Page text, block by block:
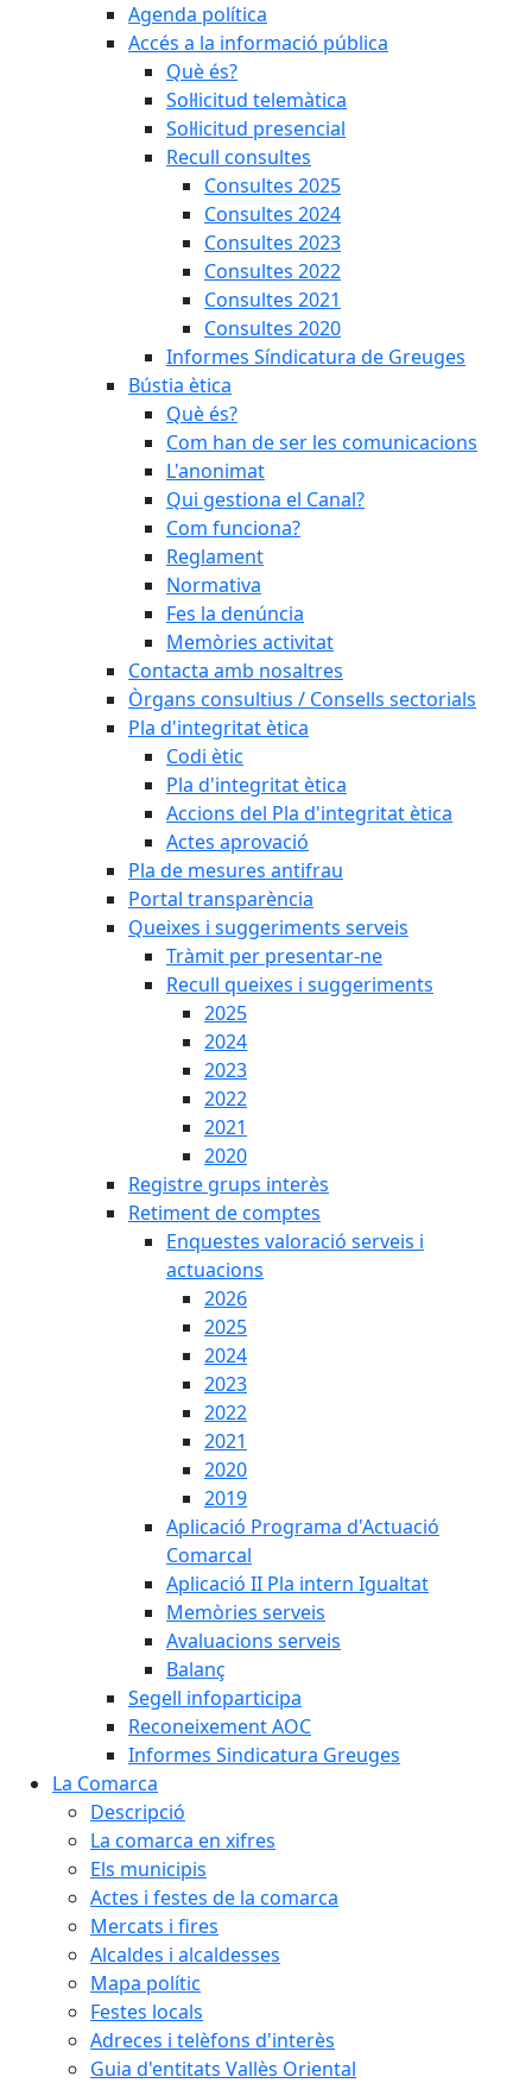
Agenda política
Accés a la informació pública
Què és?
Sol·licitud telemàtica
Sol·licitud presencial
Recull consultes
Consultes 2025
Consultes 2024
Consultes 2023
Consultes 2022
Consultes 2021
Consultes 2020
Informes Síndicatura de Greuges
Bústia ètica
Què és?
Com han de ser les comunicacions
L'anonimat
Qui gestiona el Canal?
Com funciona?
Reglament
Normativa
Fes la denúncia
Memòries activitat
Contacta amb nosaltres
Òrgans consultius / Consells sectorials
Pla d'integritat ètica
Codi ètic
Pla d'integritat ètica
Accions del Pla d'integritat ètica
Actes aprovació
Pla de mesures antifrau
Portal transparència
Queixes i suggeriments serveis
Tràmit per presentar-ne
Recull queixes i suggeriments
2025
2024
2023
2022
2021
2020
Registre grups interès
Retiment de comptes
Enquestes valoració serveis i
actuacions
2026
2025
2024
2023
2022
2021
2020
2019
Aplicació Programa d'Actuació
Comarcal
Aplicació II Pla intern Igualtat
Memòries serveis
Avaluacions serveis
Balanç
Segell infoparticipa
Reconeixement AOC
Informes Sindicatura Greuges
La Comarca
Descripció
La comarca en xifres
Els municipis
Actes i festes de la comarca
Mercats i fires
Alcaldes i alcaldesses
Mapa polític
Festes locals
Adreces i telèfons d'interès
Guia d'entitats Vallès Oriental